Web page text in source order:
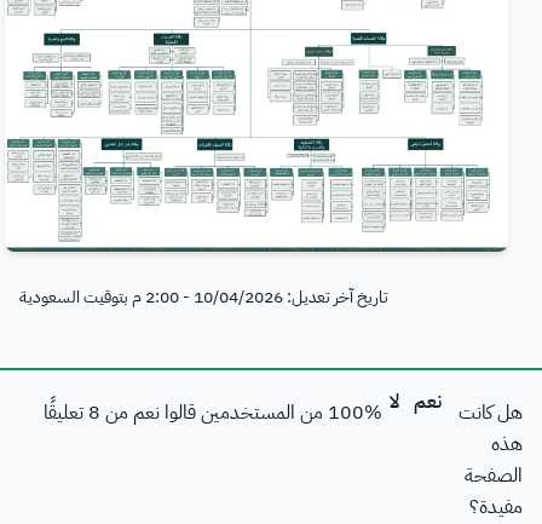
وكلاء أمين العاصمة المقدسة
أمانة العاصمة المقدسة ورؤية المملكة 2030
فرص
خدمات منسوبي الأمانة
تاريخ آخر تعديل: 10/04/2026 - 2:00 م بتوقيت السعودية
هل كانت
هذه
الصفحة
مفيدة؟
100% من المستخدمين قالوا نعم من 8تعليقًا